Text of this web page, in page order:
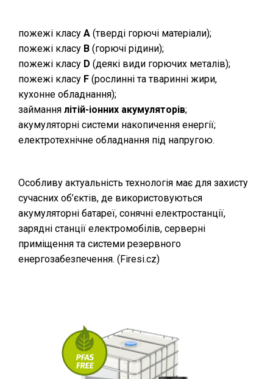
пожежі класу А (тверді горючі матеріали);
пожежі класу В (горючі рідини);
пожежі класу D (деякі види горючих металів);
пожежі класу F (рослинні та тваринні жири,
кухонне обладнання);
займання літій-іонних акумуляторів;
акумуляторні системи накопичення енергії;
електротехнічне обладнання під напругою.
Особливу актуальність технологія має для захисту
сучасних об’єктів, де використовуються
акумуляторні батареї, сонячні електростанції,
зарядні станції електромобілів, серверні
приміщення та системи резервного
енергозабезпечення. (⁠ Firesi.cz)